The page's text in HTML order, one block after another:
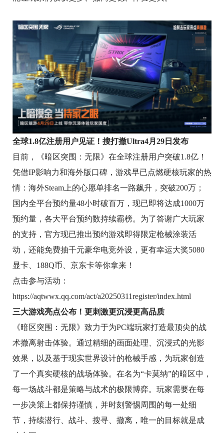
全球1.8亿注册用户见证！ 搜打撤Ultra4月29日发布
目前，《暗区突围：无限》在全球注册用户突破1.8亿！
凭借IP影响力和海外版口碑，游戏早已点燃硬核玩家的热
情：海外Steam上的心愿单排名一路飙升，突破200万；
国内全平台预约量48小时破百万，现已即将达成1000万
预约量，各大平台预约数持续霸榜。为了答谢广大玩家
的支持，官方现已推出预约游戏即得限定枪械涂装活
动，还能免费抽千元豪华电竞外设，更有幸运大奖5080
显卡、188Q币、京东卡等你拿来！
点击参与活动：
https://aqtwwx.qq.com/act/a20250311register/index.html
三大游戏亮点公布！ 更刺激更沉浸更高品质
《暗区突围：无限》致力于为PC端玩家打造最顶尖的战
术撤离射击体验。通过精细的画面处理、沉浸式的光影
效果，以及基于现实世界设计的枪械手感，为玩家创造
了一个真实硬核的战场体验。在名为“卡莫纳”的暗区中，
每一场战斗都是策略与战术的极限博弈。玩家需要在每
一步决策上都保持谨慎，并时刻警惕周围的每一处细
节，持续潜行、战斗、搜寻、撤离，唯一的目标就是成